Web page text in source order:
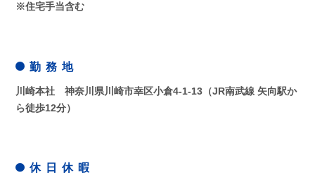
※住宅手当含む
勤 務 地
川崎本社 神奈川県川崎市幸区小倉4-1-13（JR南武線 矢向駅か
ら徒歩12分）
休 日 休 暇